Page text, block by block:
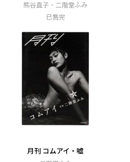
熊谷直子、二階堂ふみ
已售完
月刊 コムアイ・嘘